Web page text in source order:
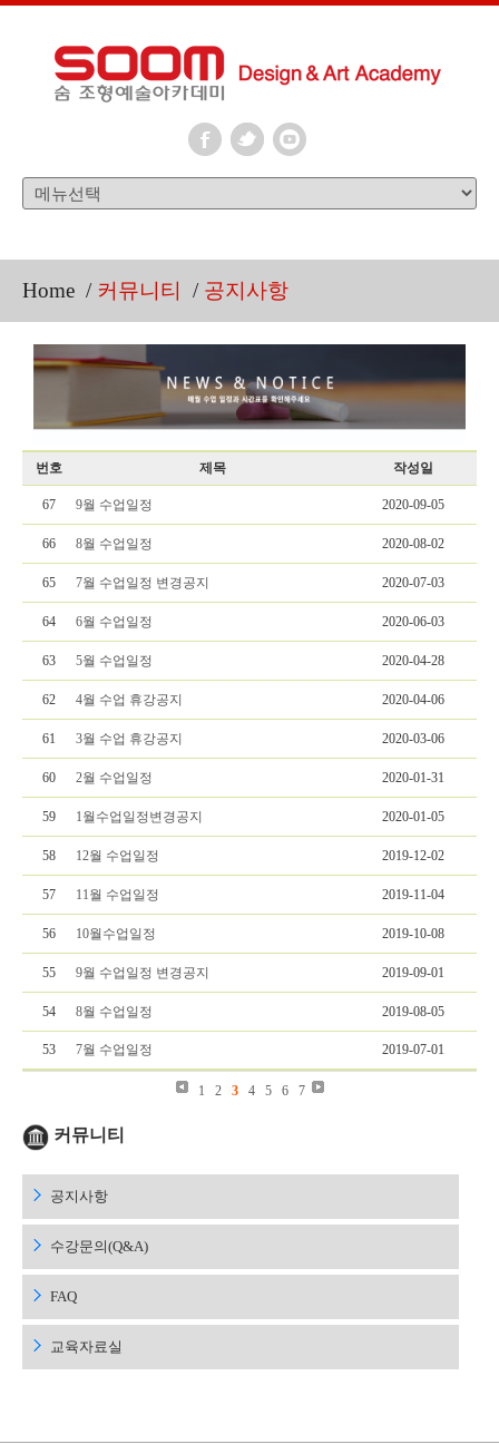
Home / 커뮤니티 / 공지사항
번호 제목 작성일
67 9월 수업일정 2020-09-05
66 8월 수업일정 2020-08-02
65 7월 수업일정 변경공지 2020-07-03
64 6월 수업일정 2020-06-03
63 5월 수업일정 2020-04-28
62 4월 수업 휴강공지 2020-04-06
61 3월 수업 휴강공지 2020-03-06
60 2월 수업일정 2020-01-31
59 1월수업일정변경공지 2020-01-05
58 12월 수업일정 2019-12-02
57 11월 수업일정 2019-11-04
56 10월수업일정 2019-10-08
55 9월 수업일정 변경공지 2019-09-01
54 8월 수업일정 2019-08-05
53 7월 수업일정 2019-07-01
1 2 3 4 5 6 7
커뮤니티
공지사항
수강문의(Q&A)
FAQ
교육자료실